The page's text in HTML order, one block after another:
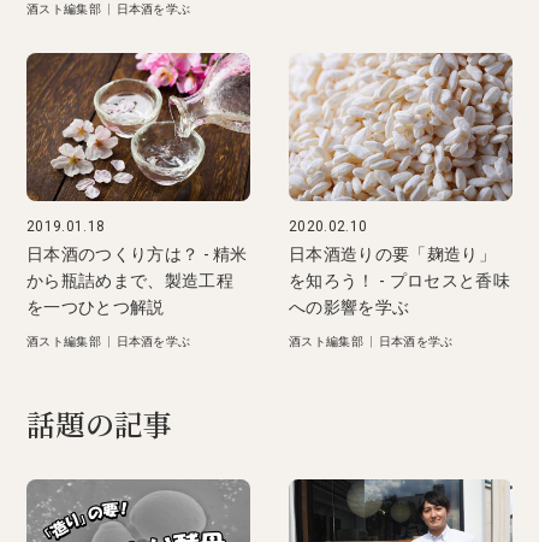
酒スト編集部| 日本酒を学ぶ
2019.01.18
日本酒のつくり方は？ - 精米
から瓶詰めまで、製造工程
を一つひとつ解説
酒スト編集部| 日本酒を学ぶ
2020.02.10
日本酒造りの要「麹造り」
を知ろう！ - プロセスと香味
への影響を学ぶ
酒スト編集部 日本酒を学ぶ
話題の記事